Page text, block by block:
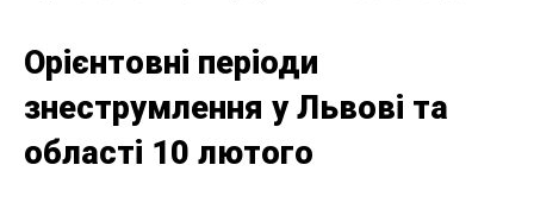
Орієнтовні періоди
знеструмлення у Львові та
області 10 лютого